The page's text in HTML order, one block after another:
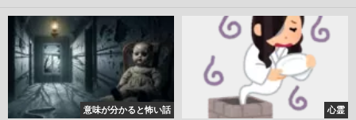
意味が分かると怖い話 心霊